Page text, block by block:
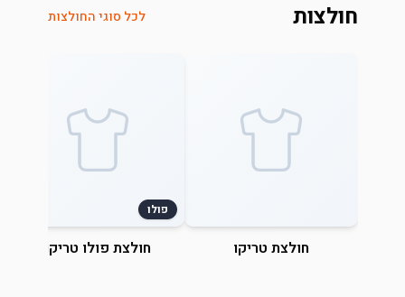
חולצות לכל סוגי החולצות
חולצת טריקו
פולו
חולצת פולו טריקו